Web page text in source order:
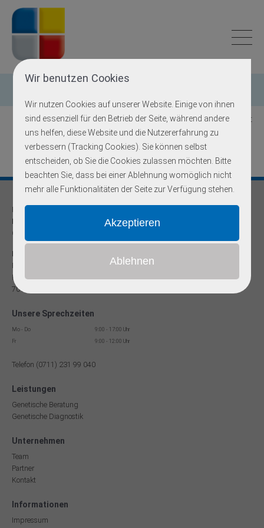
Wir benutzen Cookies
Wir nutzen Cookies auf unserer Website. Einige von ihnen
sind essenziell für den Betrieb der Seite, während andere
uns helfen, diese Website und die Nutzererfahrung zu
verbessern (Tracking Cookies). Sie können selbst
entscheiden, ob Sie die Cookies zulassen möchten. Bitte
beachten Sie, dass bei einer Ablehnung womöglich nicht
mehr alle Funktionalitäten der Seite zur Verfügung stehen.
Zurück zur Übersicht
Praxis für
Humangenetik und Prävention
Onkogenetische Schwerpunktpraxis
Dr. med Robert Hering
Facharzt für Humangenetik
Reinsburgstr. 13
70178 Stuttgart
Unsere Sprechzeiten
Mo - Do
9:00 - 17:00 Uhr
Fr
9:00 - 12:00 Uhr
Telefon (0711) 231 99 040
Leistungen
Genetische Beratung
Genetische Diagnostik
Unternehmen
Team
Partner
Kontakt
Informationen
Impressum